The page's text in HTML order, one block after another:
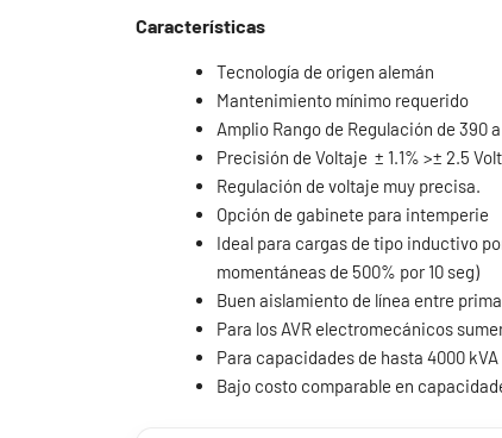
Características
Tecnología de origen alemán
Mantenimiento mínimo requerido
Amplio Rango de Regulación de 390
Precisión de Voltaje ± 1.1% >± 2.5
Regulación de voltaje muy precisa.
Opción de gabinete para intemperie
Ideal para cargas de tipo inductivo
momentáneas de 500% por 10 seg)
Buen aislamiento de línea entre
Para los AVR electromecánicos
Para capacidades de hasta 4000
Bajo costo comparable en